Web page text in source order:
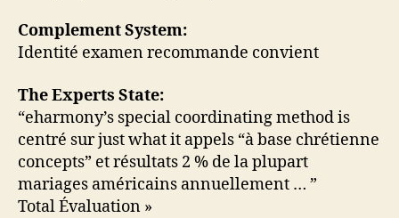
Complement System:
Identité examen recommande convient
The Experts State:
“eharmony’s special coordinating method is
centré sur just what it appels “à base chrétienne
concepts” et résultats 2 % de la plupart
mariages américains annuellement … ”
Total Évaluation »